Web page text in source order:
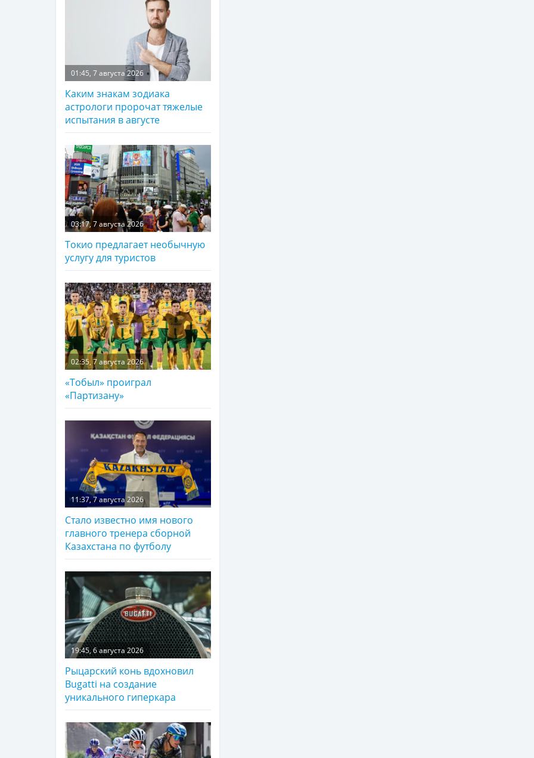
01:45, 7 августа 2026
Каким знакам зодиака
астрологи пророчат тяжелые
испытания в августе
03:17, 7 августа 2026
Токио предлагает необычную
услугу для туристов
02:35, 7 августа 2026
«Тобыл» проиграл
«Партизану»
11:37, 7 августа 2026
Стало известно имя нового
главного тренера сборной
Казахстана по футболу
19:45, 6 августа 2026
Рыцарский конь вдохновил
Bugatti на создание
уникального гиперкара